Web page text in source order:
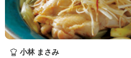
小林 まさみ